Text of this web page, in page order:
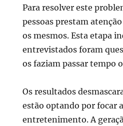
Para resolver este
pessoas prestam
os mesmos. Esta etapa
entrevistados foram
os faziam passar tempo
Os resultados
estão optando por focar
entretenimento. A